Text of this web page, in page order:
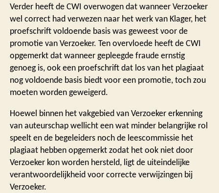
Verder heeft de CWI overwogen dat wanneer Verzoeker
wel correct had verwezen naar het werk van Klager, het
proefschrift voldoende basis was geweest voor de
promotie van Verzoeker. Ten overvloede heeft de CWI
opgemerkt dat wanneer gepleegde fraude ernstig
genoeg is, ook een proefschrift dat los van het plagiaat
nog voldoende basis biedt voor een promotie, toch zou
moeten worden geweigerd.
Hoewel binnen het vakgebied van Verzoeker erkenning
van auteurschap wellicht een wat minder belangrijke rol
speelt en de begeleiders noch de leescommissie het
plagiaat hebben opgemerkt zodat het ook niet door
Verzoeker kon worden hersteld, ligt de uiteindelijke
verantwoordelijkheid voor correcte verwijzingen bij
Verzoeker.